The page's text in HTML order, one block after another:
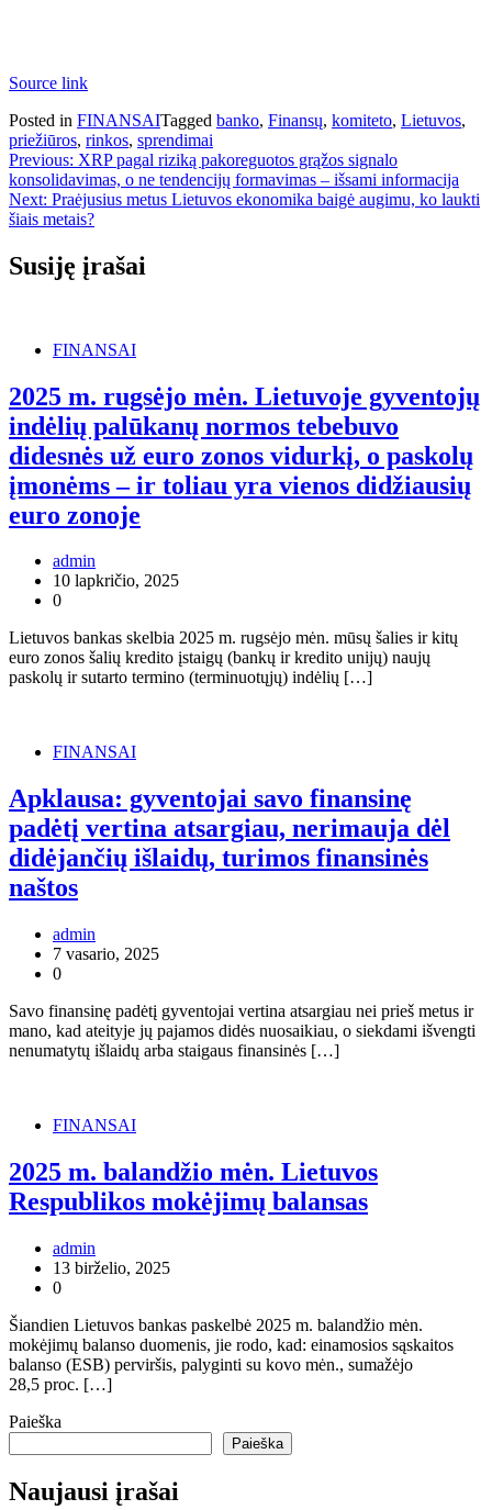
Source link
Posted in FINANSAITagged banko, Finansų, komiteto, Lietuvos,
priežiūros, rinkos, sprendimai
Navigacija
tarp
įrašų
Previous: XRP pagal riziką pakoreguotos grąžos signalo
konsolidavimas, o ne tendencijų formavimas – išsami informacija
Next: Praėjusius metus Lietuvos ekonomika baigė augimu, ko laukti
šiais metais?
Susiję įrašai
FINANSAI
2025 m. rugsėjo mėn. Lietuvoje gyventojų
indėlių palūkanų normos tebebuvo
didesnės už euro zonos vidurkį, o paskolų
įmonėms – ir toliau yra vienos didžiausių
euro zonoje
admin
10 lapkričio, 2025
0
Lietuvos bankas skelbia 2025 m. rugsėjo mėn. mūsų šalies ir kitų
euro zonos šalių kredito įstaigų (bankų ir kredito unijų) naujų
paskolų ir sutarto termino (terminuotųjų) indėlių […]
FINANSAI
Apklausa: gyventojai savo finansinę
padėtį vertina atsargiau, nerimauja dėl
didėjančių išlaidų, turimos finansinės
naštos
admin
7 vasario, 2025
0
Savo finansinę padėtį gyventojai vertina atsargiau nei prieš metus ir
mano, kad ateityje jų pajamos didės nuosaikiau, o siekdami išvengti
nenumatytų išlaidų arba staigaus finansinės […]
FINANSAI
2025 m. balandžio mėn. Lietuvos
Respublikos mokėjimų balansas
admin
13 birželio, 2025
0
Šiandien Lietuvos bankas paskelbė 2025 m. balandžio mėn.
mokėjimų balanso duomenis, jie rodo, kad: einamosios sąskaitos
balanso (ESB) perviršis, palyginti su kovo mėn., sumažėjo
28,5 proc. […]
Paieška
Paieška
Naujausi įrašai